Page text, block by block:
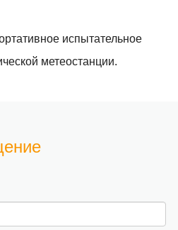
испытательное
метеостанции.